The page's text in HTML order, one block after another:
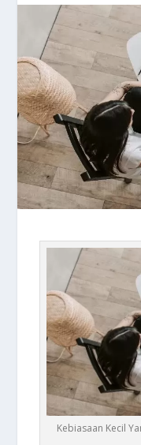
Kebiasaan Kecil